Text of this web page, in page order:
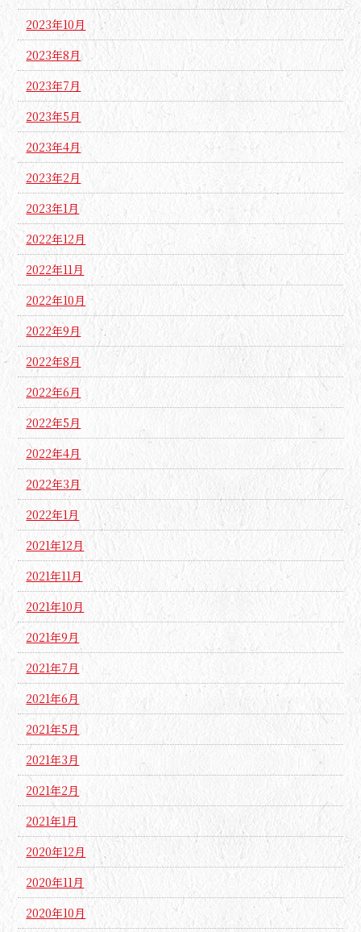
2023年10月
2023年8月
2023年7月
2023年5月
2023年4月
2023年2月
2023年1月
2022年12月
2022年11月
2022年10月
2022年9月
2022年8月
2022年6月
2022年5月
2022年4月
2022年3月
2022年1月
2021年12月
2021年11月
2021年10月
2021年9月
2021年7月
2021年6月
2021年5月
2021年3月
2021年2月
2021年1月
2020年12月
2020年11月
2020年10月